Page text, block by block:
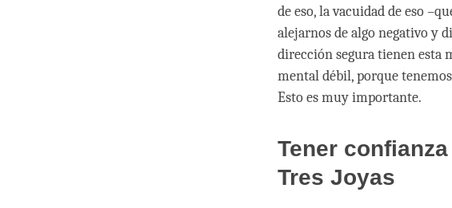
de eso, la vacuidad de eso
alejarnos de algo negativo y
dirección segura tienen esta
mental débil, porque
Esto es muy importante.
Tener
Tres Joyas